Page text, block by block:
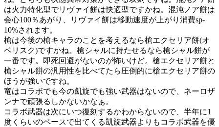
は火力特化型でリヴァイ餅は快適型ですかね。混沌ノア餅は
会心100％あがり、リヴァイ餅は移動速度が上がり消費sp-
10%されます。
槍は今後の槍キャラのことを考えるなら槍エクセリア餅(オ
ベリスク)ですかね。槍シャルに持たせるなら槍シャル餅が
一番です。即死回避がないのが怖いけど。槍エクセリア餅と
槍シャル餅の汎用性を比べてたら圧倒的に槍エクセリア餅の
ほうが強いですね。
竜はコラボでも今の凱旋でも強い武器はないので、ネーロザ
ンナで頑張るしかないかなぁ。
コラボ武器は次にいつ復刻するかわからないので、半年に1
度くらいのペースで出てくる凱旋武器よりもコラボ武器を優